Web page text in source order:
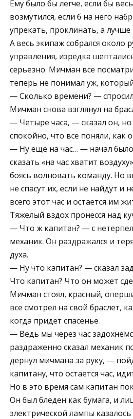
Ему было бы легче, если бы
возмутился, если б на него
упрекать, проклинать, а лучше
А весь экипаж собрался около
управления, изредка
серьезно. Мичман все
теперь не понимал уж,
— Сколько времени? —
Мичман снова взглянул на
— Четыре часа, — сказал он,
спокойно, что все поняли, как
— Ну еще на час… — начал
сказать «на час хватит
боясь волновать команду. Но
не спасут их, если не найдут и
всего этот час и остается им
Тяжелый вздох пронесся над
— Что ж капитан? — с
механик. Он раздражался и
духа.
— Ну что капитан? — сказал
Что капитан? Что он может
Мичман стоял, красный,
все смотрел на свой браслет,
когда придет спасенье.
— Ведь мы через час
раздраженно сказал механик
дернул мичмана за руку, —
капитану, что остается час,
Но в это время сам капитан
Он был бледен как бумага, и
электрической лампы